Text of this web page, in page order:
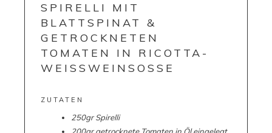
SPIRELLI MIT
BLATTSPINAT &
GETROCKNETEN
TOMATEN IN RICOTTA-
WEISSWEINSOSSE
ZUTATEN
250gr Spirelli